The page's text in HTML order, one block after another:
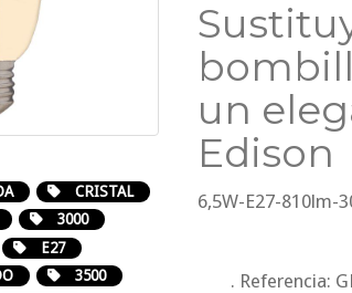
CRISTAL
3000
E27
3500
un
Edison
6,5W-E27-810lm-
. Referencia: